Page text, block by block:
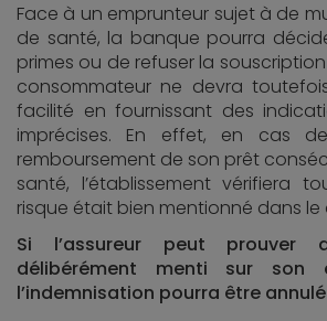
Face à un emprunteur sujet à de
de santé, la banque pourra
primes ou de refuser la
consommateur ne devra
facilité en fournissant des
imprécises. En effet, en cas
remboursement de son prêt
santé, l’établissement vérifiera
risque était bien mentionné dans le
Si l’assureur peut prouver
délibérément menti sur son
l’indemnisation pourra être